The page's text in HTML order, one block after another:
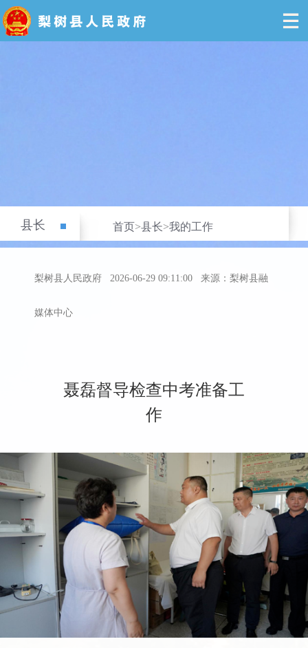
县长 首页>县长>我的工作
梨树县人民政府 2026-06-29 09:11:00 来源：梨树县融
媒体中心
聂磊督导检查中考准备工
作